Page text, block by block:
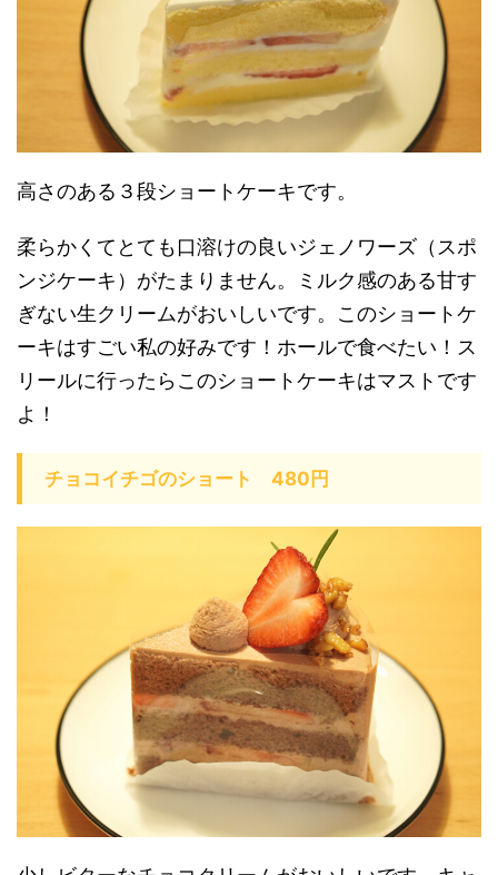
高さのある３段ショートケーキです。
柔らかくてとても口溶けの良いジェノワーズ（スポ
ンジケーキ）がたまりません。ミルク感のある甘す
ぎない生クリームがおいしいです。このショートケ
ーキはすごい私の好みです！ホールで食べたい！ス
リールに行ったらこのショートケーキはマストです
よ！
チョコイチゴのショート 480円